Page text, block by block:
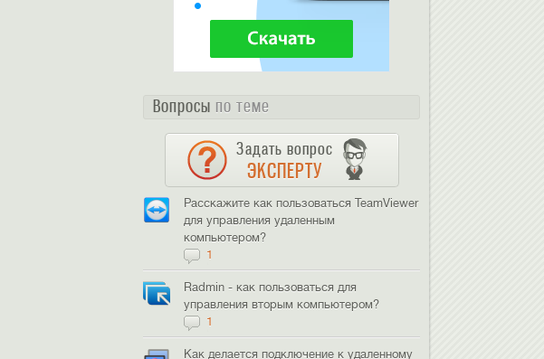
Вопросы по теме
Задать вопрос
ЭКСПЕРТУ
Расскажите как пользоваться TeamViewer
для управления удаленным
компьютером?
1
Radmin - как пользоваться для
управления вторым компьютером?
1
Как делается подключение к удаленному